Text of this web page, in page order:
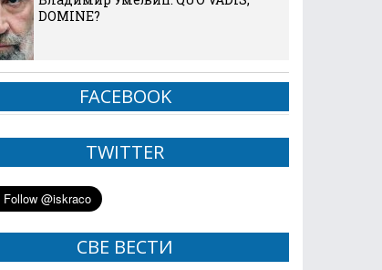
DOMINE?
FACEBOOK
TWITTER
СВЕ ВЕСТИ